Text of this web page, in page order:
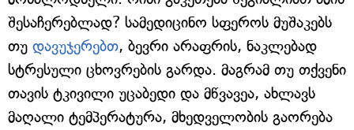
შესაჩერებლად? სამედიცინო სფეროს მუშაკებს
თუ დავუჯერებთ, ბევრი არაფრის, ნაკლებად
სტრესული ცხოვრების გარდა. მაგრამ თუ თქვენი
თავის ტკივილი უცაბედი და მწვავეა, ახლავს
მაღალი ტემპერატურა, მხედველობის გაორება